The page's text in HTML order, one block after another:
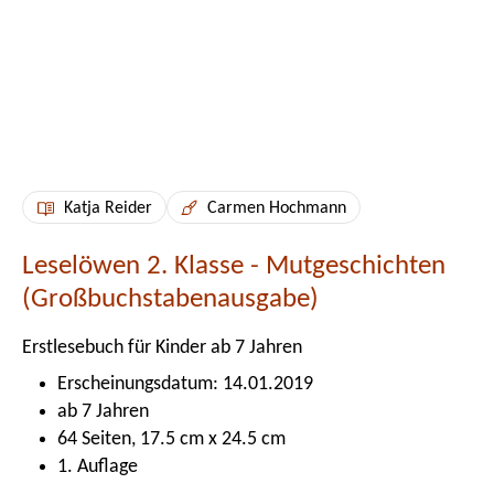
Katja Reider Carmen Hochmann
Leselöwen 2. Klasse - Mutgeschichten
(Großbuchstabenausgabe)
Erstlesebuch für Kinder ab 7 Jahren
Erscheinungsdatum: 14.01.2019
ab 7 Jahren
64 Seiten, 17.5 cm x 24.5 cm
1. Auflage